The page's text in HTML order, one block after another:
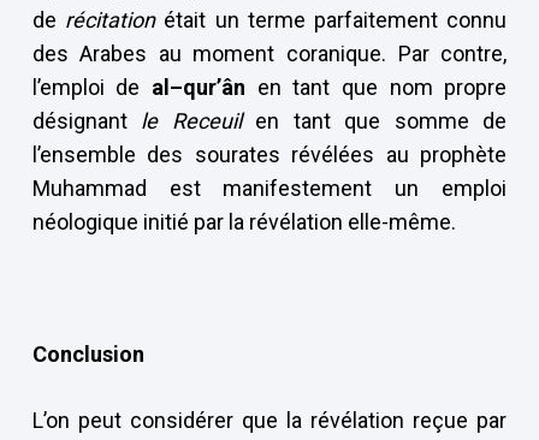
de récitationétait un terme parfaitement connu
des Arabes au moment coranique. Par contre,
l’emploi de al–qur’ân en tant que nom propre
désignant le Receuilen tant que somme de
l’ensemble des sourates révélées au prophète
Muhammad est manifestement un emploi
néologique initié par la révélation elle-même.
Conclusion
L’on peut considérer que la révélation reçue par